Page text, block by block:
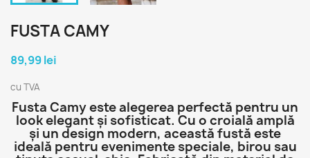
FUSTA CAMY
89,99 lei
cu TVA
Fusta Camy este alegerea perfectă pentru un
look elegant și sofisticat. Cu o croială amplă
și un design modern, această fustă este
ideală pentru evenimente speciale, birou sau